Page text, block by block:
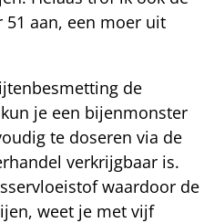
aan, een moer uit
de
je een bijenmonster
te doseren via de
verkrijgbaar is.
waardoor de
weet je met vijf